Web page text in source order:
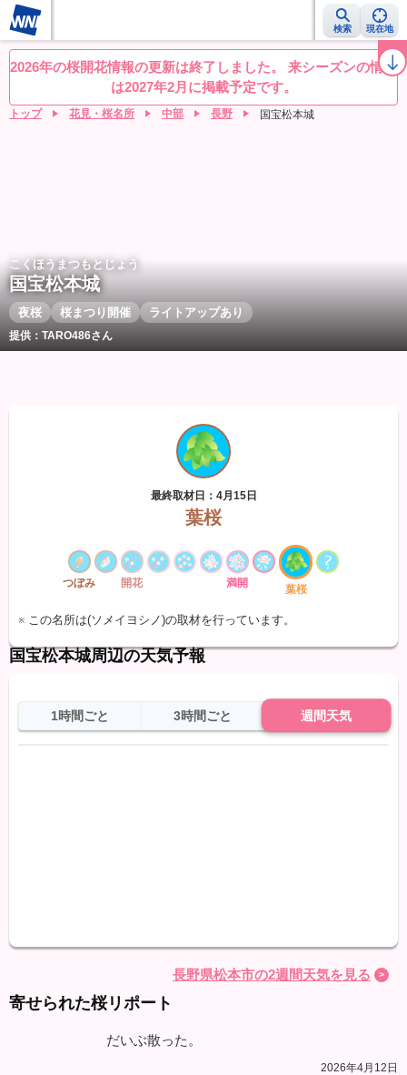
検索 現在地
桜レーダー 名所ランキング 桜開花予想NEWS お花見動画 目的別
2026年の桜開花情報の更新は終了しました。 来シーズンの情報
は2027年2月に掲載予定です。
トップ 花見・桜名所 中部 長野 国宝松本城
こくほうまつもとじょう
国宝松本城
夜桜 桜まつり開催 ライトアップあり
提供：TARO486さん
最終取材日：4月15日
葉桜
つぼみ 開花 満開 葉桜
※ この名所は(ソメイヨシノ)の取材を行っています。
国宝松本城周辺の天気予報
1時間ごと 3時間ごと 週間天気
長野県松本市の2週間天気を見る
寄せられた桜リポート
だいぶ散った。
2026年4月12日